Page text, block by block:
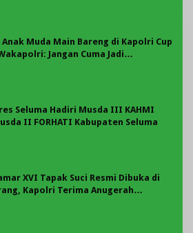
Anak Muda Main Bareng di Kapolri Cup
Jangan Cuma Jadi
Seluma Hadiri Musda III KAHMI
II FORHATI Kabupaten Seluma
XVI Tapak Suci Resmi Dibuka di
Kapolri Terima Anugerah